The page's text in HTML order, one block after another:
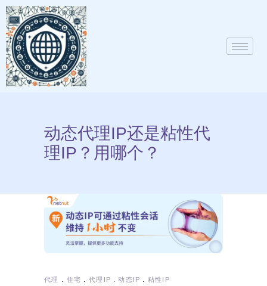
动态代理IP还是粘性代
理IP？用哪个？
代理 住宅 代理IP 动态IP 粘性IP